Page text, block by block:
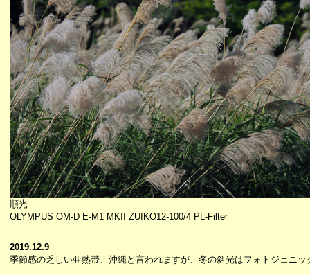
順光
OLYMPUS OM-D E-M1 MKII ZUIKO12-100/4 PL-Filter
2019.12.9
季節感の乏しい亜熱帯、沖縄と言われますが、冬の斜光はフォトジェニッ